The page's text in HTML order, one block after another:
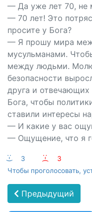
— Да уже лет 70, не
— 70 лет! Это
просите у Бога?
— Я прошу мира
мусульманами.
между людьми.
безопасности
друга и
Бога, чтобы
ставили интересы
— И какие у вас
— Ощущение, что я
:-) 3 :-(
3
Чтобы проголосовать,
Предыдущий